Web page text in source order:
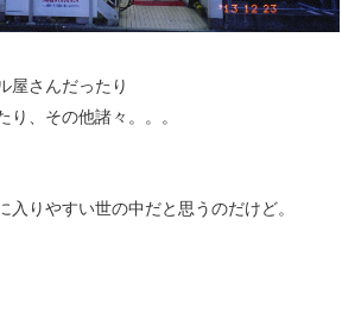
屋さんだったり
り、その他諸々。。。
入りやすい世の中だと思うのだけど。